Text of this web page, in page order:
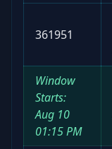
361951
Window
Starts:
Aug 10
01:15 PM